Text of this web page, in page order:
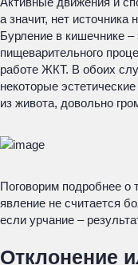
а значит, нет
Бурление в кишечнике –
пищеварительного
работе ЖКТ. В обоих
некоторые
из живота, довольно
Поговорим подробнее о
явление не считается
если урчание –
Отклонение